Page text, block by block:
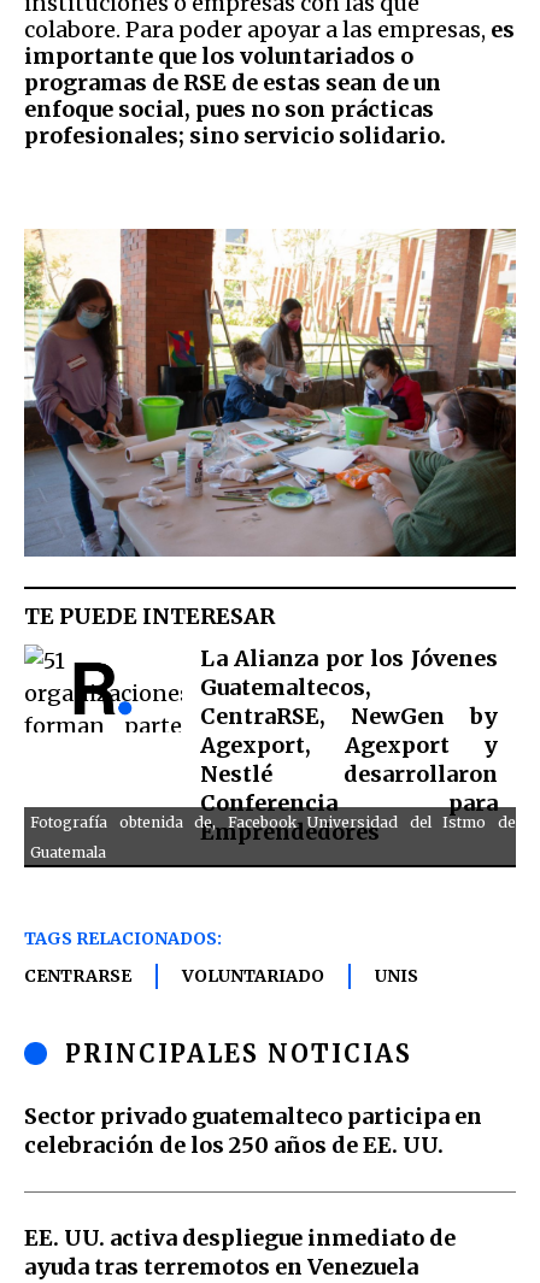
colabore. Para poder apoyar a las empresas, es
importante que los voluntariados o
programas de RSE de estas sean de un
enfoque social, pues no son prácticas
profesionales; sino servicio solidario.
Fotografía obtenida de, Facebook Universidad del Istmo de
Guatemala
TE PUEDE INTERESAR
La Alianza por los Jóvenes
Guatemaltecos,
CentraRSE, NewGen by
Agexport, Agexport y
Nestlé desarrollaron
Conferencia para
Emprendedores
TAGS RELACIONADOS:
CENTRARSE
VOLUNTARIADO UNIS
PRINCIPALES NOTICIAS
Sector privado guatemalteco participa en
celebración de los 250 años de EE. UU.
EE. UU. activa despliegue inmediato de
ayuda tras terremotos en Venezuela